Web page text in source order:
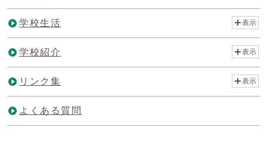
学校生活 表示
学校紹介 表示
リンク集 表示
よくある質問